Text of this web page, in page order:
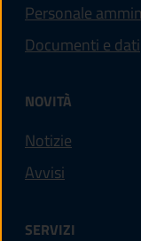
Personale
Documenti e dati
NOVITÀ
Notizie
Avvisi
SERVIZI